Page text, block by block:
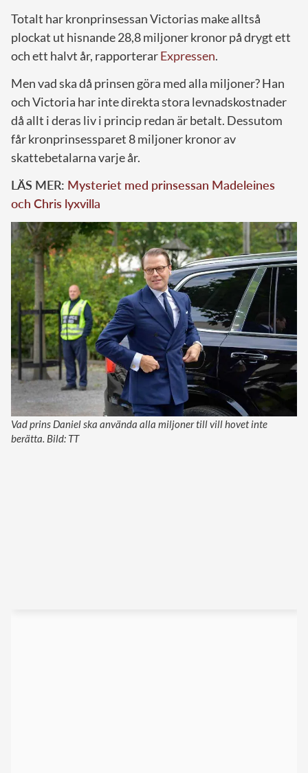
Totalt har kronprinsessan Victorias make alltså
plockat ut hisnande 28,8 miljoner kronor på drygt ett
och ett halvt år, rapporterarExpressen.
Men vad ska då prinsen göra med alla miljoner? Han
och Victoria har inte direkta stora levnadskostnader
då allt i deras liv i princip redan är betalt. Dessutom
får kronprinsessparet 8 miljoner kronor av
skattebetalarna varje år.
LÄS MER: Mysteriet med prinsessan Madeleines
och Chris lyxvilla
Vad prins Daniel ska använda alla miljoner till vill hovet inte
berätta. Bild: TT